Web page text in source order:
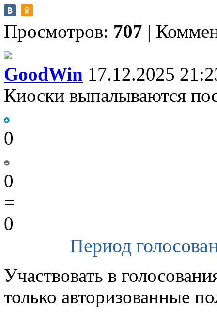
Просмотров: 707 |
GoodWin 17.12.2025
Киоски выпалываются
0
0
=
0
Период
Участвовать в
только авторизованные